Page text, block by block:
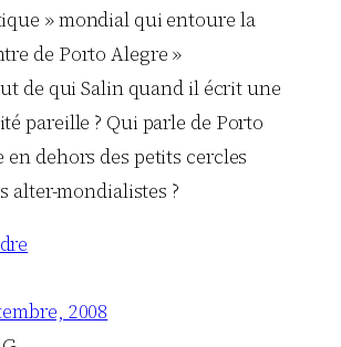
» mondial qui entoure la
de Porto Alegre »
de qui Salin quand il écrit une
pareille ? Qui parle de Porto
en dehors des petits cercles
alter-mondialistes ?
2008